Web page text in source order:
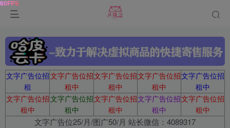
文字广告位招
租
文字广告位招
租中
文字广告位招
租中
文字广告位招
租中
文字广告位招
租中
文字广告位招
租中
文字广告位招
租中
文字广告位招
租中
文字广告位招
租中
文字广告位招
租中
文字广告位25/月/图广50/月 站长微信：4089317